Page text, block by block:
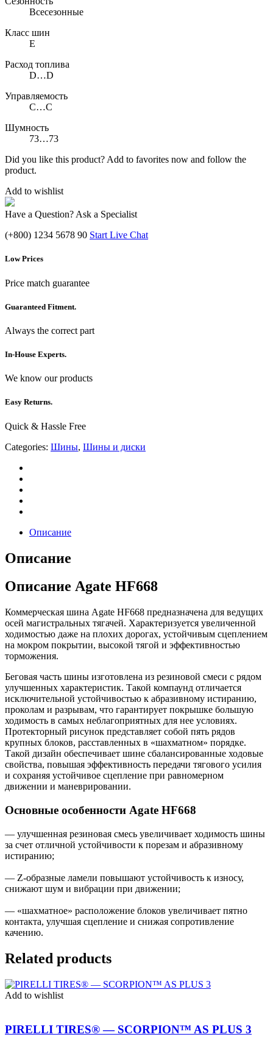
Всесезонные
Класс шин
E
Расход топлива
D…D
Управляемость
C…C
Шумность
73…73
Did you like this product? Add to favorites now and follow the
product.
Add to wishlist
Have a Question? Ask a Specialist
(+800) 1234 5678 90 Start Live Chat
Low Prices
Price match guarantee
Guaranteed Fitment.
Always the correct part
In-House Experts.
We know our products
Easy Returns.
Quick & Hassle Free
Categories: Шины, Шины и диски
Описание
Описание
Описание Agate HF668
Коммерческая шина Agate HF668 предназначена для ведущих
осей магистральных тягачей. Характеризуется увеличенной
ходимостью даже на плохих дорогах, устойчивым сцеплением
на мокром покрытии, высокой тягой и эффективностью
торможения.
Беговая часть шины изготовлена из резиновой смеси с рядом
улучшенных характеристик. Такой компаунд отличается
исключительной устойчивостью к абразивному истиранию,
проколам и разрывам, что гарантирует покрышке большую
ходимость в самых неблагоприятных для нее условиях.
Протекторный рисунок представляет собой пять рядов
крупных блоков, расставленных в «шахматном» порядке.
Такой дизайн обеспечивает шине сбалансированные ходовые
свойства, повышая эффективность передачи тягового усилия
и сохраняя устойчивое сцепление при равномерном
движении и маневрировании.
Основные особенности Agate HF668
— улучшенная резиновая смесь увеличивает ходимость шины
за счет отличной устойчивости к порезам и абразивному
истиранию;
— Z-образные ламели повышают устойчивость к износу,
снижают шум и вибрации при движении;
— «шахматное» расположение блоков увеличивает пятно
контакта, улучшая сцепление и снижая сопротивление
качению.
Related products
Add to wishlist
PIRELLI TIRES® — SCORPION™ AS PLUS 3